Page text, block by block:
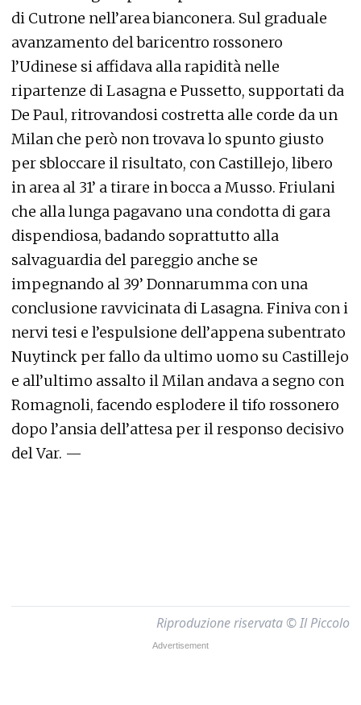
di Cutrone nell’area bianconera. Sul graduale
avanzamento del baricentro rossonero
l’Udinese si affidava alla rapidità nelle
ripartenze di Lasagna e Pussetto, supportati da
De Paul, ritrovandosi costretta alle corde da un
Milan che però non trovava lo spunto giusto
per sbloccare il risultato, con Castillejo, libero
in area al 31’ a tirare in bocca a Musso. Friulani
che alla lunga pagavano una condotta di gara
dispendiosa, badando soprattutto alla
salvaguardia del pareggio anche se
impegnando al 39’ Donnarumma con una
conclusione ravvicinata di Lasagna. Finiva con i
nervi tesi e l’espulsione dell’appena subentrato
Nuytinck per fallo da ultimo uomo su Castillejo
e all’ultimo assalto il Milan andava a segno con
Romagnoli, facendo esplodere il tifo rossonero
dopo l’ansia dell’attesa per il responso decisivo
del Var. —
Riproduzione riservata © Il Piccolo